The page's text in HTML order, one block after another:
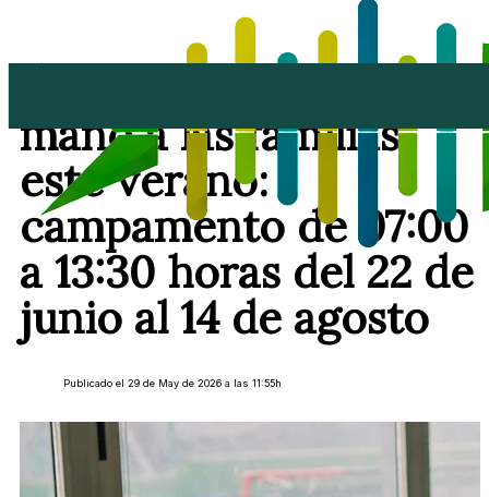
mano a las familias
este verano:
campamento de 07:00
a 13:30 horas del 22 de
junio al 14 de agosto
Publicado el 29 de May de 2026 a las 11:55h